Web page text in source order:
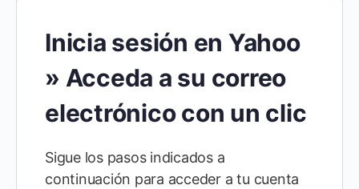
Inicia sesión en Yahoo
» Acceda a su correo
electrónico con un clic
Sigue los pasos indicados a
continuación para acceder a tu cuenta